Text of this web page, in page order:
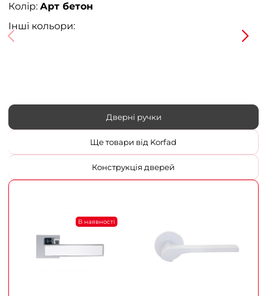
Колір: Арт бетон
Інші кольори:
Дверні ручки
Ще товари від Korfad
Конструкція дверей
В наявності